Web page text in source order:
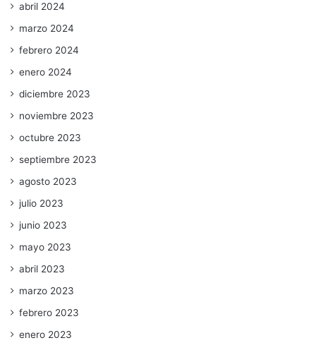
abril 2024
marzo 2024
febrero 2024
enero 2024
diciembre 2023
noviembre 2023
octubre 2023
septiembre 2023
agosto 2023
julio 2023
junio 2023
mayo 2023
abril 2023
marzo 2023
febrero 2023
enero 2023